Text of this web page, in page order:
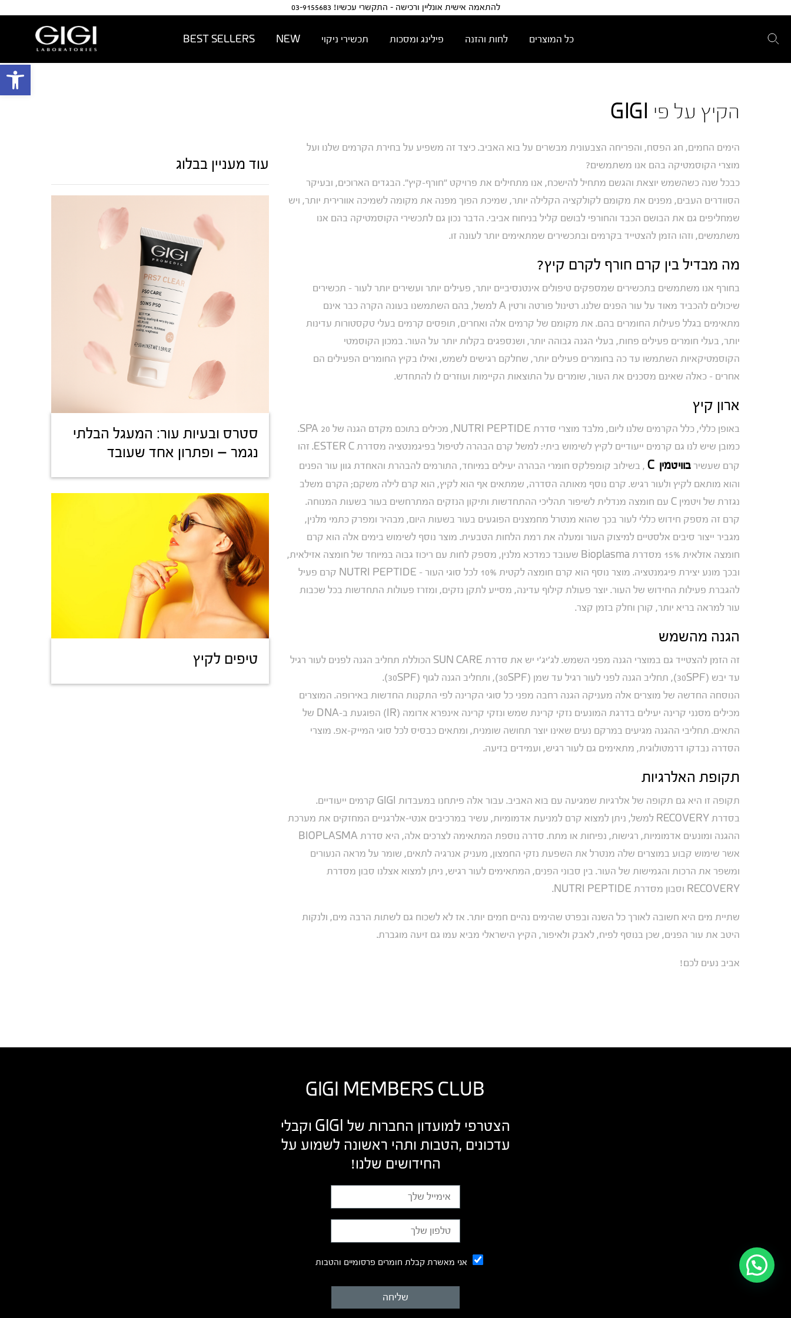
להתאמה אישית אונליין ורכישה - התקשרי עכשיו! 03-9155683
כל המוצרים לחות והזנה פילינג ומסכות תכשירי ניקוי NEW
BEST SELLERS
הקיץ על פי GIGI
הימים החמים, חג הפסח, והפריחה הצבעונית מבשרים על בוא האביב. כיצד זה משפיע על בחירת הקרמים שלנו ועל
מוצרי הקוסמטיקה בהם אנו משתמשים?
כבכל שנה כשהשמש יוצאת והגשם מתחיל להישכח, אנו מתחילים את פרויקט "חורף-קיץ". הבגדים הארוכים, ובעיקר
הסוודרים העבים, מפנים את מקומם לקולקציה הקלילה יותר, שמיכת הפוך מפנה את מקומה לשמיכה אוורירית יותר, ויש
שמחליפים גם את הבושם הכבד והחורפי לבושם קליל בניחוח אביבי. הדבר נכון גם לתכשירי הקוסמטיקה בהם אנו
משתמשים, וזהו הזמן להצטייד בקרמים ובתכשירים שמתאימים יותר לעונה זו.
מה מבדיל בין קרם חורף לקרם קיץ?
בחורף אנו משתמשים בתכשירים שמספקים טיפולים אינטנסיביים יותר, פעילים יותר ועשירים יותר לעור – תכשירים
שיכולים להכביד מאוד על עור הפנים שלנו. רטינול פורטה ורטין A למשל, בהם השתמשנו בעונה הקרה כבר אינם
מתאימים בגלל פעילות החומרים בהם. את מקומם של קרמים אלה ואחרים, תופסים קרמים בעלי טקסטורות עדינות
יותר, בעלי חומרים פעילים פחות, בעלי הגנה גבוהה יותר, ושנספגים בקלות יותר על העור. במכון הקוסמטי
הקוסמטיקאיות השתמשו עד כה בחומרים פעילים יותר, שחלקם רגישים לשמש, ואילו בקיץ החומרים הפעילים הם
אחרים – כאלה שאינם מסכנים את העור, שומרים על התוצאות הקיימות ועוזרים לו להתחדש.
ארון קיץ
באופן כללי, כלל הקרמים שלנו ליום, מלבד מוצרי סדרת NUTRI PEPTIDE, מכילים בתוכם מקדם הגנה של 20 SPA.
כמובן שיש לנו גם קרמים ייעודיים לקיץ לשימוש ביתי: למשל קרם הבהרה לטיפול בפיגמנטציה מסדרת ESTER C. זהו
קרם שעשיר בוויטמין C
, בשילוב קומפלקס חומרי הבהרה יעילים במיוחד, התורמים להבהרת והאחדת גוון עור הפנים
והוא מותאם לקיץ ולעור רגיש. קרם נוסף מאותה הסדרה, שמתאים אף הוא לקיץ, הוא קרם לילה משקם; הקרם משלב
נגזרת של ויטמין C עם חומצה מנדלית לשיפור תהליכי ההתחדשות ותיקון הנזקים המתרחשים בעור בשעות המנוחה.
קרם זה מספק חידוש כללי לעור בכך שהוא מנטרל מחמצנים הפוגעים בעור בשעות היום, מבהיר ומפרק כתמי מלנין,
מגביר ייצור סיבים אלסטיים למיצוק העור ומעלה את רמת הלחות הטבעית. מוצר נוסף לשימוש בימים אלה הוא קרם
חומצה אזלאית 15% מסדרת Bioplasma שעובד כמדכא מלנין, מספק לחות עם ריכוז גבוה במיוחד של חומצה אזילאית,
ובכך מונע יצירת פיגמנטציה. מוצר נוסף הוא קרם חומצה לקטית 10% לכל סוגי העור – NUTRI PEPTIDE קרם פעיל
להגברת פעילות החידוש של העור. יוצר פעולת קילוף עדינה, מסייע לתקן נזקים, ומזרז פעולות התחדשות בכל שכבות
עור למראה בריא יותר, קורן וחלק בזמן קצר.
הגנה מהשמש
זה הזמן להצטייד גם במוצרי הגנה מפני השמש. לג'יג'י יש את סדרת SUN CARE הכוללת תחליב הגנה לפנים לעור רגיל
עד יבש (30SPF), תחליב הגנה לפני לעור רגיל עד שמן (30SPF), ותחליב הגנה לגוף (30SPF).
הנוסחה החדשה של מוצרים אלה מעניקה הגנה רחבה מפני כל סוגי הקרינה לפי התקנות החדשות באירופה. המוצרים
מכילים מסנני קרינה יעילים בדרגת המונעים נזקי קרינת שמש ונזקי קרינה אינפרא אדומה (IR) הפוגעת ב-DNA של
התאים. תחליבי ההגנה מגיעים במרקם נעים שאינו יוצר תחושה שומנית, ומתאים כבסיס לכל סוגי המייק-אפ. מוצרי
הסדרה נבדקו דרמטולוגית, מתאימים גם לעור רגיש, ועמידים בזיעה.
תקופת האלרגיות
תקופה זו היא גם תקופה של אלרגיות שמגיעה עם בוא האביב. עבור אלה פיתחנו במעבדות GIGI קרמים ייעודיים.
בסדרת RECOVERY למשל, ניתן למצוא קרם למניעת אדמומיות, עשיר במרכיבים אנטי-אלרגניים המחזקים את מערכת
ההגנה ומונעים אדמומיות, רגישות, נפיחות או מתח. סדרה נוספת המתאימה לצרכים אלה, היא סדרת BIOPLASMA
אשר שימוש קבוע במוצרים שלה מנטרל את השפעת נזקי החמצון, מעניק אנרגיה לתאים, שומר על מראה הנעורים
ומשפר את הרכות והגמישות של העור. בין סבוני הפנים, המתאימים לעור רגיש, ניתן למצוא אצלנו סבון מסדרת
RECOVERY וסבון מסדרת NUTRI PEPTIDE.
שתיית מים היא חשובה לאורך כל השנה ובפרט שהימים נהיים חמים יותר. אז לא לשכוח גם לשתות הרבה מים, ולנקות
היטב את עור הפנים, שכן בנוסף לפיח, לאבק ולאיפור, הקיץ הישראלי מביא עמו גם זיעה מוגברת.
אביב נעים לכם!
עוד מעניין בבלוג
סטרס ובעיות עור: המעגל הבלתי
נגמר – ופתרון אחד שעובד
טיפים לקיץ
GIGI MEMBERS CLUB
הצטרפי למועדון החברות של GIGI וקבלי
עדכונים ,הטבות ותהי ראשונה לשמוע על
החידושים שלנו!
אני מאשרת קבלת חומרים פרסומיים והטבות